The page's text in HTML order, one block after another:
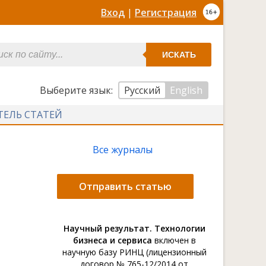
Вход | Регистрация
ИСКАТЬ
Выберите язык: Русский
English
СТАТЕЙ
Все журналы
Отправить статью
Научный результат. Технологии
бизнеса и сервиса включен в
научную базу РИНЦ (лицензионный